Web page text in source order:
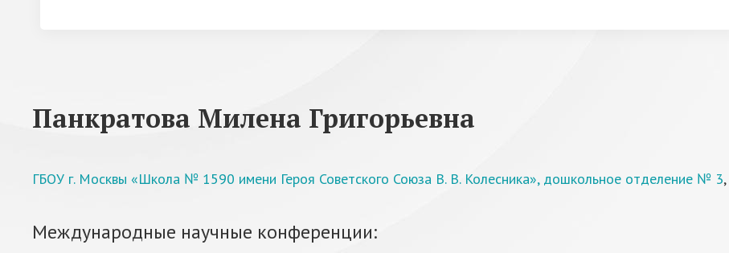
Панкратова Милена Григорьевна
ГБОУ г. Москвы «Школа № 1590 имени Героя Советского Союза В. В. Колесника», дошкольное отделение № 3,
Международные научные конференции: